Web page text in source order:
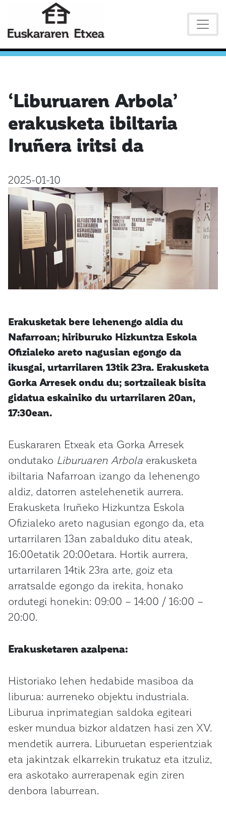
‘Liburuaren Arbola’
erakusketa ibiltaria
Iruñera iritsi da
2025-01-10
Erakusketak bere lehenengo aldia du
Nafarroan; hiriburuko Hizkuntza Eskola
Ofizialeko areto nagusian egongo da
ikusgai, urtarrilaren 13tik 23ra. Erakusketa
Gorka Arresek ondu du; sortzaileak bisita
gidatua eskainiko du urtarrilaren 20an,
17:30ean.
Euskararen Etxeak eta Gorka Arresek
ondutako Liburuaren Arbola erakusketa
ibiltaria Nafarroan izango da lehenengo
aldiz, datorren astelehenetik aurrera.
Erakusketa Iruñeko Hizkuntza Eskola
Ofizialeko areto nagusian egongo da, eta
urtarrilaren 13an zabalduko ditu ateak,
16:00etatik 20:00etara. Hortik aurrera,
urtarrilaren 14tik 23ra arte, goiz eta
arratsalde egongo da irekita, honako
ordutegi honekin: 09:00 – 14:00 / 16:00 –
20:00.
Erakusketaren azalpena:
Historiako lehen hedabide masiboa da
liburua: aurreneko objektu industriala.
Liburua inprimategian saldoka egiteari
esker mundua bizkor aldatzen hasi zen XV.
mendetik aurrera. Liburuetan esperientziak
eta jakintzak elkarrekin trukatuz eta itzuliz,
era askotako aurrerapenak egin ziren
denbora laburrean.